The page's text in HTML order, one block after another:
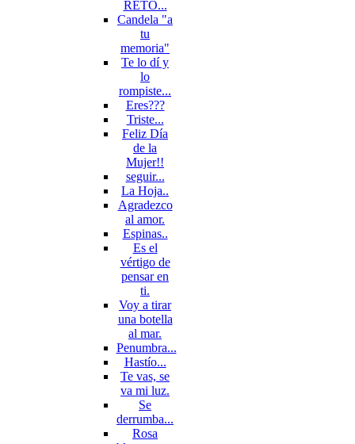
RETO...
Candela "a
tu
memoria"
Te lo dí y
lo
rompiste...
Eres???
Triste...
Feliz Día
de la
Mujer!!
seguir...
La Hoja..
Agradezco
al amor.
Espinas..
Es el
vértigo de
pensar en
ti.
Voy a tirar
una botella
al mar.
Penumbra...
Hastío...
Te vas, se
va mi luz.
Se
derrumba...
Rosa